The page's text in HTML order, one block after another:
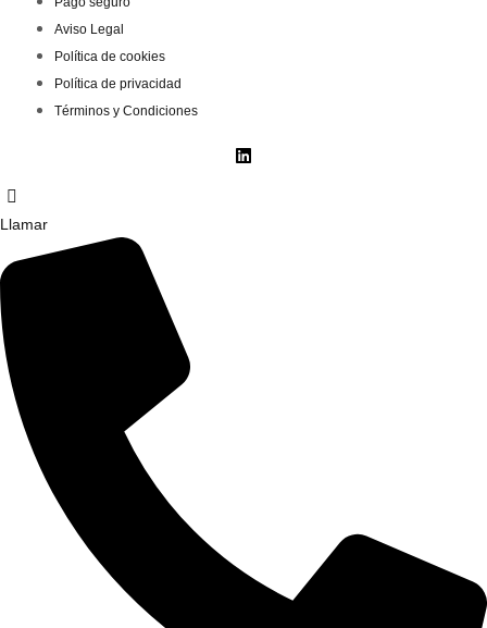
Aviso Legal
Política de cookies
Política de privacidad
Términos y Condiciones
Llamar